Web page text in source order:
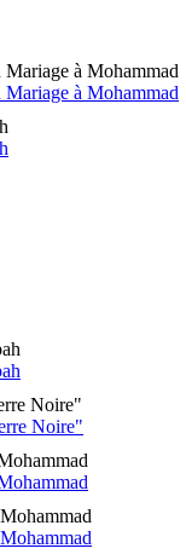
à Mohammad
à Mohammad
Noire"
Noire"